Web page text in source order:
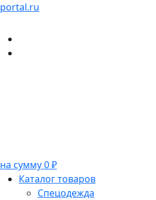
portal.ru
на сумму 0 ₽
Каталог товаров
Спецодежда